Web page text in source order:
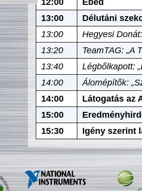
13:00
Délutáni
13:00
Hegyesi
13:20
TeamTAG: „A
13:40
Légbőlkapott:
14:00
Álomépítők:
14:00
Látogatás az
15:00
15:30
Igény szerint